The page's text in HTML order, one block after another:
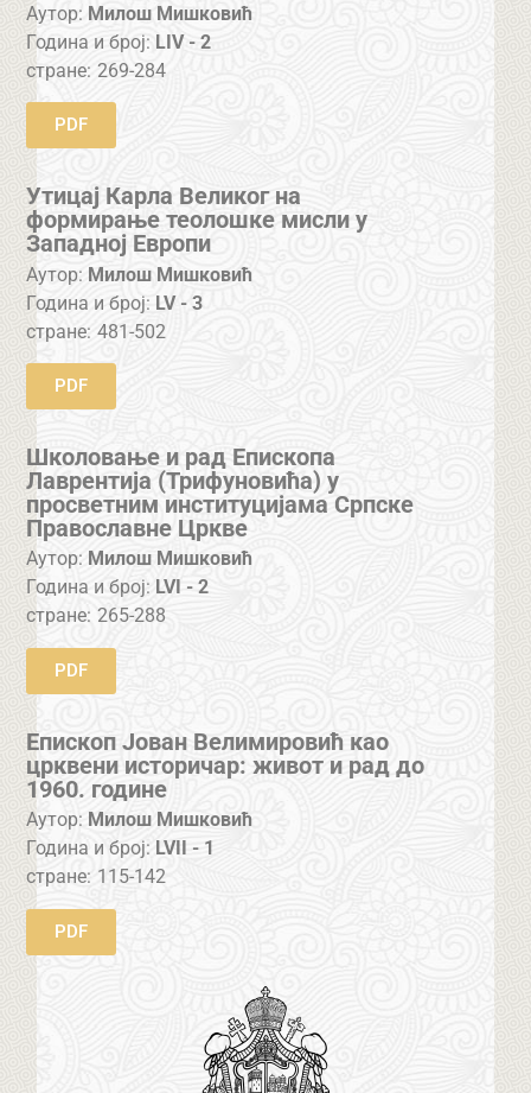
Аутор: Милош Мишковић
Година и број: LIV - 2
стране: 269-284
PDF
Утицај Карла Великог на
формирање теолошке мисли у
Западној Европи
Аутор: Милош Мишковић
Година и број: LV - 3
стране: 481-502
PDF
Школовање и рад Епископа
Лаврентија (Трифуновића) у
просветним институцијама Српске
Православне Цркве
Аутор: Милош Мишковић
Година и број: LVI - 2
стране: 265-288
PDF
Епископ Јован Велимировић као
црквени историчар: живот и рад до
1960. године
Аутор: Милош Мишковић
Година и број: LVII - 1
стране: 115-142
PDF